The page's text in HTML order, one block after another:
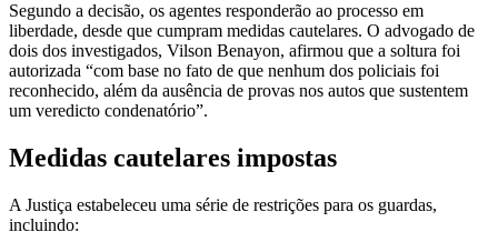
Segundo a decisão, os agentes responderão ao processo em
liberdade, desde que cumpram medidas cautelares. O advogado de
dois dos investigados, Vilson Benayon, afirmou que a soltura foi
autorizada “com base no fato de que nenhum dos policiais foi
reconhecido, além da ausência de provas nos autos que sustentem
um veredicto condenatório”.
Medidas cautelares impostas
A Justiça estabeleceu uma série de restrições para os guardas,
incluindo: